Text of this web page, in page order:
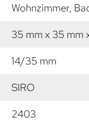
Wohnzimmer,
35 mm x 35 mm
14/35 mm
SIRO
2403